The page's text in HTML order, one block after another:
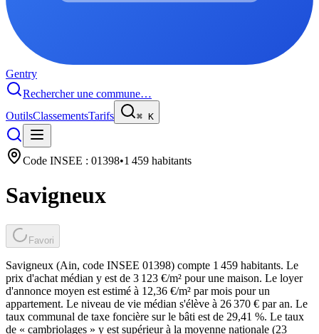
Gentry
Rechercher une commune…
OutilsClassementsTarifs ⌘ K
Code INSEE : 01398•1 459 habitants
Savigneux
Favori
Savigneux (Ain, code INSEE 01398) compte 1 459 habitants. Le
prix d'achat médian y est de 3 123 €/m² pour une maison. Le loyer
d'annonce moyen est estimé à 12,36 €/m² par mois pour un
appartement. Le niveau de vie médian s'élève à 26 370 € par an. Le
taux communal de taxe foncière sur le bâti est de 29,41 %. Le taux
de « cambriolages » y est supérieur à la moyenne nationale (23